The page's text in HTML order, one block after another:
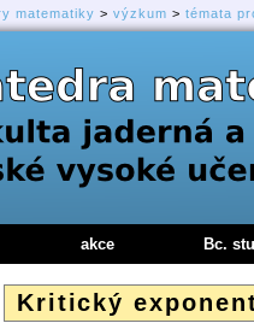
matematiky > výzkum > témata
Kritický
akce Bc.